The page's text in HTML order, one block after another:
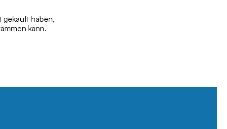
haben,
kann.